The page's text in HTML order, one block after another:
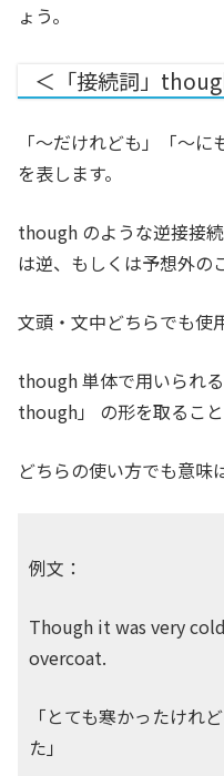
ょう。
＜「接続詞」
「〜だけれども」「〜
を表します。
though のような逆接接
は逆、もしくは予想外の
文頭・文中どちらでも使
though 単体で用いられ
though」 の形を取ること
どちらの使い方でも意味
例文：
Though it was very
overcoat.
「とても寒かったけれ
た」